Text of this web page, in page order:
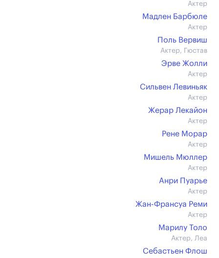
Актер
Мадлен Барбюле
Актер
Поль Вервиш
Актер, Гюстав
Эрве Жолли
Актер
Сильвен Левиньяк
Актер
Жерар Лекайон
Актер
Рене Морар
Актер
Мишель Мюллер
Актер
Анри Пуарье
Актер
Жан-Франсуа Реми
Актер
Марилу Толо
Актер, Леа
Себастьен Флош